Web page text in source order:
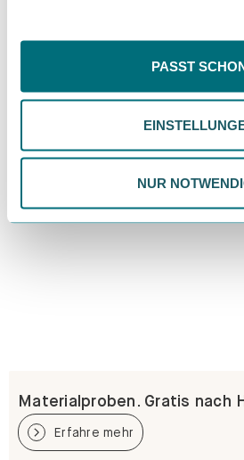
Inhalte eingeschränkt sein könnten.
deiner Präferenzen. Du kannst
ändern. Weitere Informationen
Datenschutzrichtlinie.
PASST
NUR
Materialproben. Gratis nach
Erfahre mehr